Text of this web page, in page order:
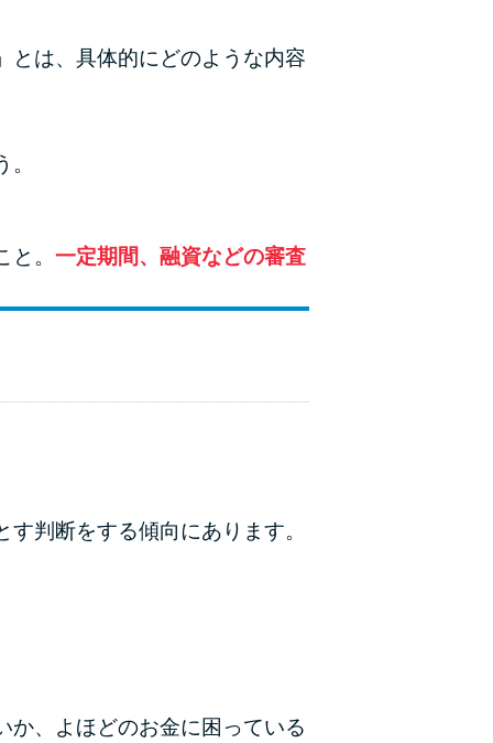
理由と借りた場合の対処法
申し込みブラックとは?判断の目安や審査に通
ブラックでもお金を借りるには？3つの判断基
年収が低い＆他社借入があると落ちる？バンク
とは、具体的にどのような内容
。 一定期間、融資などの審査
判断をする傾向にあります。
か、よほどのお金に困っている